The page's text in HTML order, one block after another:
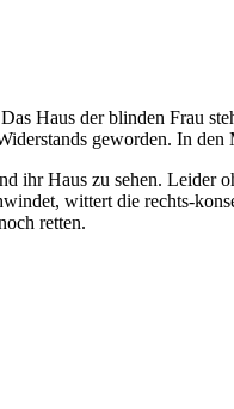
Haus der blinden Frau
geworden. In
ihr Haus zu sehen.
wittert die rechts-
retten.